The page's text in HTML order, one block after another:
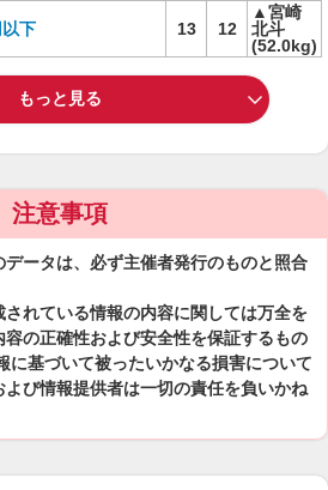
下 13 12
▲宮崎
北斗
(52.0kg)
もっと見る
注意事項
ータは、必ず主催者発行のものと照合
れている情報の内容に関しては万全を
の正確性および安全性を保証するもの
に基づいて被ったいかなる損害について
び情報提供者は一切の責任を負いかね